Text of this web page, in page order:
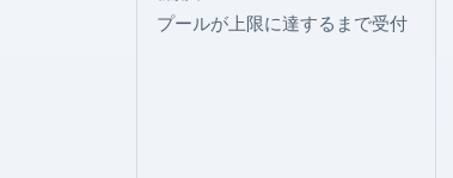
プールが上限に達するまで受付